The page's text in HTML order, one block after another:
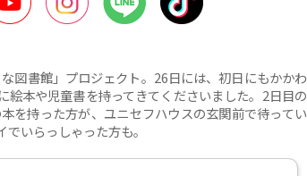
図書館」プロジェクト。26日には、初日にもかかわ
絵本や児童書を持ってきてくださいました。2日目の
を持った方が、ユニセフハウスの玄関前で待ってい
いらっしゃった方も。